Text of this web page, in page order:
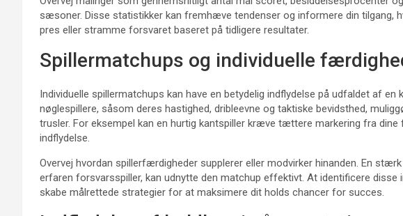
sæsoner. Disse statistikker kan fremhæve tendenser og informere din tilgang,
pres eller stramme forsvaret baseret på tidligere resultater.
Spillermatchups og individuelle
Individuelle spillermatchups kan have en betydelig indflydelse på udfaldet af
nøglespillere, såsom deres hastighed, dribleevne og taktiske bevidsthed,
trusler. For eksempel kan en hurtig kantspiller kræve tættere markering fra
indflydelse.
Overvej hvordan spillerfærdigheder supplerer eller modvirker hinanden. En
erfaren forsvarsspiller, kan udnytte den matchup effektivt. At identificere disse
skabe målrettede strategier for at maksimere dit holds chancer for succes.